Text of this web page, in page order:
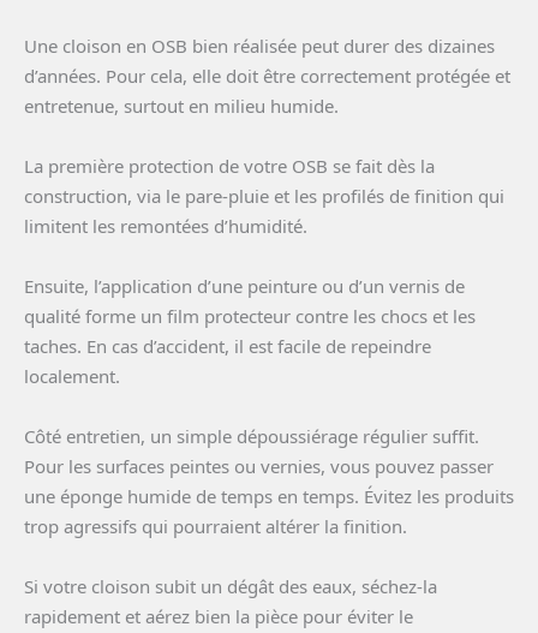
Une cloison en OSB bien réalisée peut durer des dizaines
d’années. Pour cela, elle doit être correctement protégée et
entretenue, surtout en milieu humide.
La première protection de votre OSB se fait dès la
construction, via le pare-pluie et les profilés de finition qui
limitent les remontées d’humidité.
Ensuite, l’application d’une peinture ou d’un vernis de
qualité forme un film protecteur contre les chocs et les
taches. En cas d’accident, il est facile de repeindre
localement.
Côté entretien, un simple dépoussiérage régulier suffit.
Pour les surfaces peintes ou vernies, vous pouvez passer
une éponge humide de temps en temps. Évitez les produits
trop agressifs qui pourraient altérer la finition.
Si votre cloison subit un dégât des eaux, séchez-la
rapidement et aérez bien la pièce pour éviter le